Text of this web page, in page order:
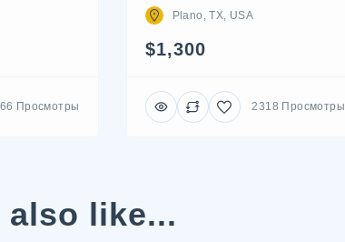
Просмотры
Plano, TX, USA
$1,300
2318 Просмотры
also like...